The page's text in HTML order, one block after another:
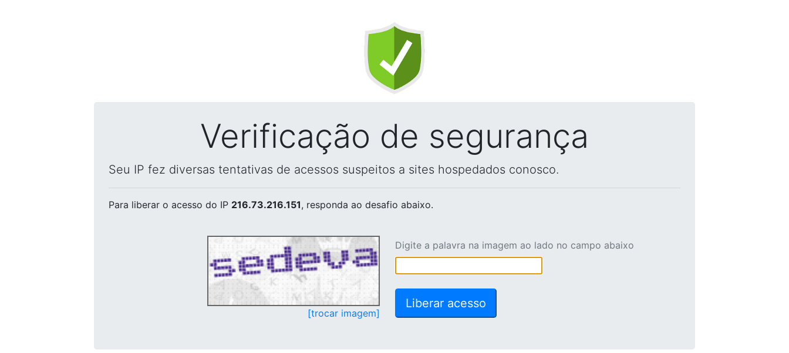
Verificação de segurança
Seu IP fez diversas tentativas de acessos suspeitos a sites hospedados conosco.
Para liberar o acesso do IP 216.73.216.151, responda ao desafio abaixo.
[trocar imagem]
Digite a palavra na imagem ao lado no campo abaixo